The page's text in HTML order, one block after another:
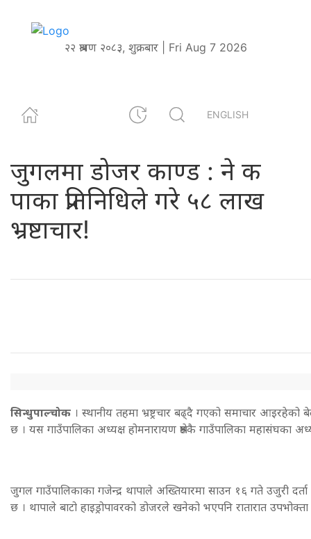
२२ श्रावण २०८३, शुक्रबार | Fri Aug 7 2026
ENGLISH
जुगलमा डोजर काण्ड : ने क
पाका प्रतिनिधिले गरे ५८ लाख
भ्रष्टाचार!
सिन्धुपाल्चोक । स्थानीय तहमा भ्रष्ट्रचार बढ्दै गएको समाचार
छ । यस गाउँपालिका अध्यक्ष होमनारायण श्रेष्ठकै गाउँपालिका महासंघका
जुगल गाउँपालिकाका गजेन्द्र थापाले अख्तियारमा साउन १६ गते उजुरी
छ । थापाले बाटो हाइड्रोपावरको डोजरले खनेको भएपनि रातारात